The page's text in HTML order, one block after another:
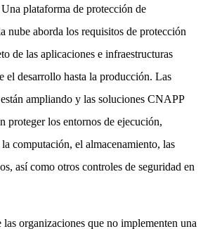
plataforma de protección de
nube aborda los requisitos de protección
de las aplicaciones e infraestructuras
el desarrollo hasta la producción. Las
ampliando y las soluciones CNAPP
proteger los entornos de ejecución,
computación, el almacenamiento, las
así como otros controles de seguridad en
las organizaciones que no implementen una